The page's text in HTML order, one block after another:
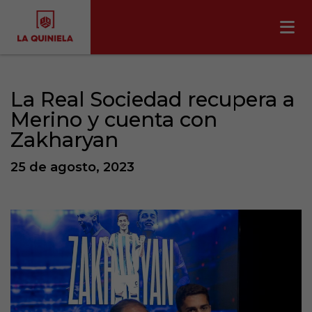
La Real Sociedad recupera a
Merino y cuenta con
Zakharyan
25 de agosto, 2023